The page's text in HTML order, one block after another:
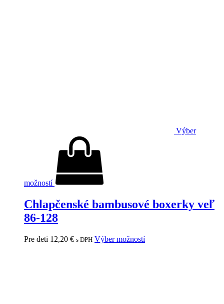
Výber
možností
Chlapčenské bambusové boxerky veľ
86-128
Pre deti 12,20 € s DPH Výber možností